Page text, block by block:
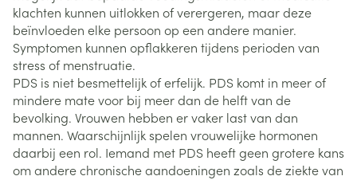
klachten kunnen uitlokken of verergeren, maar deze
beïnvloeden elke persoon op een andere manier.
Symptomen kunnen opflakkeren tijdens perioden van
stress of menstruatie.
PDS is niet besmettelijk of erfelijk. PDS komt in meer of
mindere mate voor bij meer dan de helft van de
bevolking. Vrouwen hebben er vaker last van dan
mannen. Waarschijnlijk spelen vrouwelijke hormonen
daarbij een rol. Iemand met PDS heeft geen grotere kans
om andere chronische aandoeningen zoals de ziekte van